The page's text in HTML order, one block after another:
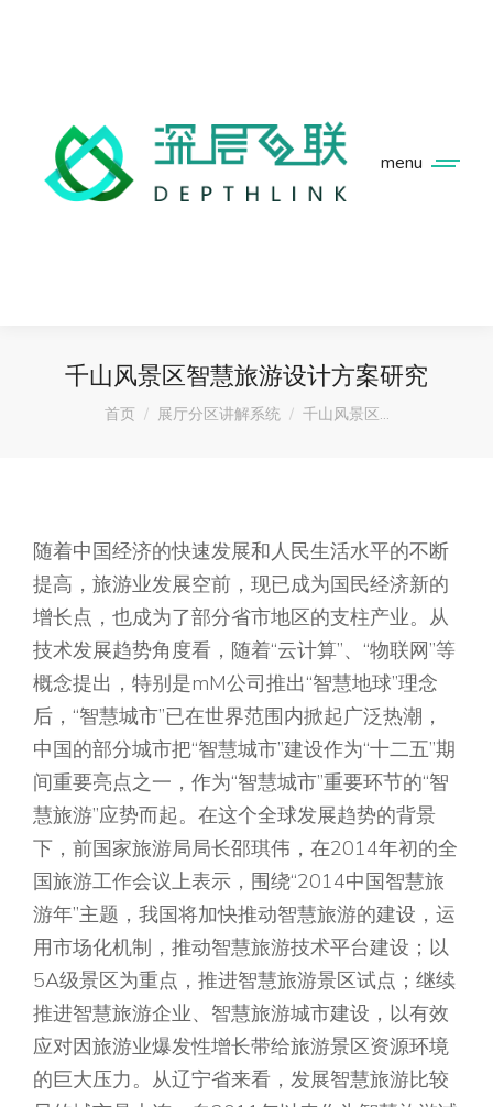
menu
千山风景区智慧旅游设计方案研究
您在这里：
首页 展厅分区讲解系统 千山风景区…
随着中国经济的快速发展和人民生活水平的不断
提高，旅游业发展空前，现已成为国民经济新的
增长点，也成为了部分省市地区的支柱产业。从
技术发展趋势角度看，随着“云计算”、“物联网”等
概念提出，特别是mM公司推出“智慧地球”理念
后，“智慧城市”已在世界范围内掀起广泛热潮，
中国的部分城市把“智慧城市”建设作为“十二五”期
间重要亮点之一，作为“智慧城市”重要环节的“智
慧旅游”应势而起。在这个全球发展趋势的背景
下，前国家旅游局局长邵琪伟，在2014年初的全
国旅游工作会议上表示，围绕“2014中国智慧旅
游年”主题，我国将加快推动智慧旅游的建设，运
用市场化机制，推动智慧旅游技术平台建设；以
5A级景区为重点，推进智慧旅游景区试点；继续
推进智慧旅游企业、智慧旅游城市建设，以有效
应对因旅游业爆发性增长带给旅游景区资源环境
的巨大压力。从辽宁省来看，发展智慧旅游比较